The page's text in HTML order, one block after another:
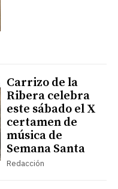
Carrizo de la
Ribera celebra
este sábado el X
certamen de
música de
Semana Santa
Redacción